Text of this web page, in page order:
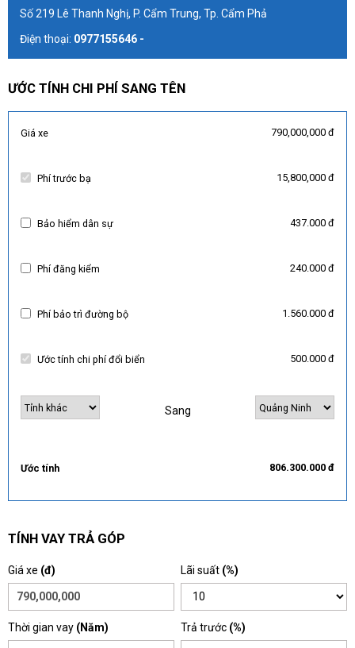
Số 219 Lê Thanh Nghị, P. Cẩm Trung, Tp. Cẩm Phả
Điện thoại: 0977155646 -
ƯỚC TÍNH CHI PHÍ SANG TÊN
Giá xe 790,000,000 đ
Phí trước bạ 15,800,000 đ
Bảo hiểm dân sự 437.000 đ
Phí đăng kiểm 240.000 đ
Phí bảo trì đường bộ 1.560.000 đ
Ước tính chi phí đổi biển 500.000 đ
Sang
Ước tính 806.300.000 đ
TÍNH VAY TRẢ GÓP
Giá xe (đ) Lãi suất (%)
Thời gian vay (Năm) Trả trước (%)